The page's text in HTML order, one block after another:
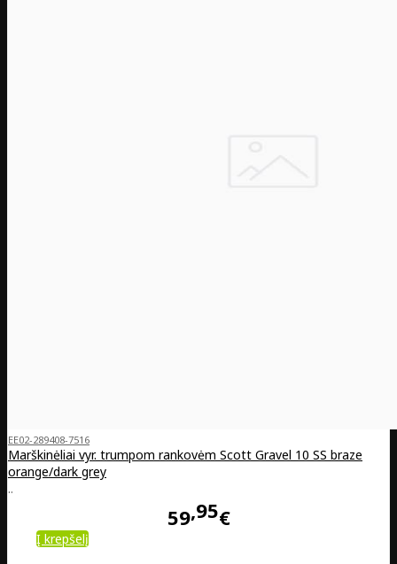
EE02-289408-7516
Marškinėliai vyr. trumpom rankovėm Scott Gravel 10 SS braze
orange/dark grey
..
59 95€
Į krepšelį